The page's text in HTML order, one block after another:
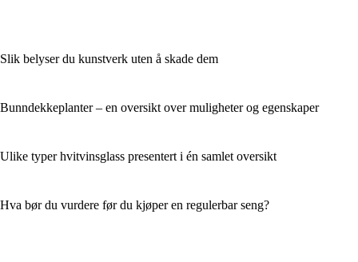
Slik belyser du kunstverk uten å skade dem
Bunndekkeplanter – en oversikt over muligheter og egenskaper
Ulike typer hvitvinsglass presentert i én samlet oversikt
Hva bør du vurdere før du kjøper en regulerbar seng?